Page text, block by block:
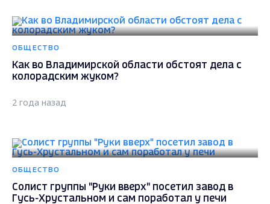
ОБЩЕСТВО
Как во Владимирской области обстоят дела с
колорадским жуком?
2 года назад
ОБЩЕСТВО
Солист группы "Руки вверх" посетил завод в
Гусь-Хрустальном и сам поработал у печи